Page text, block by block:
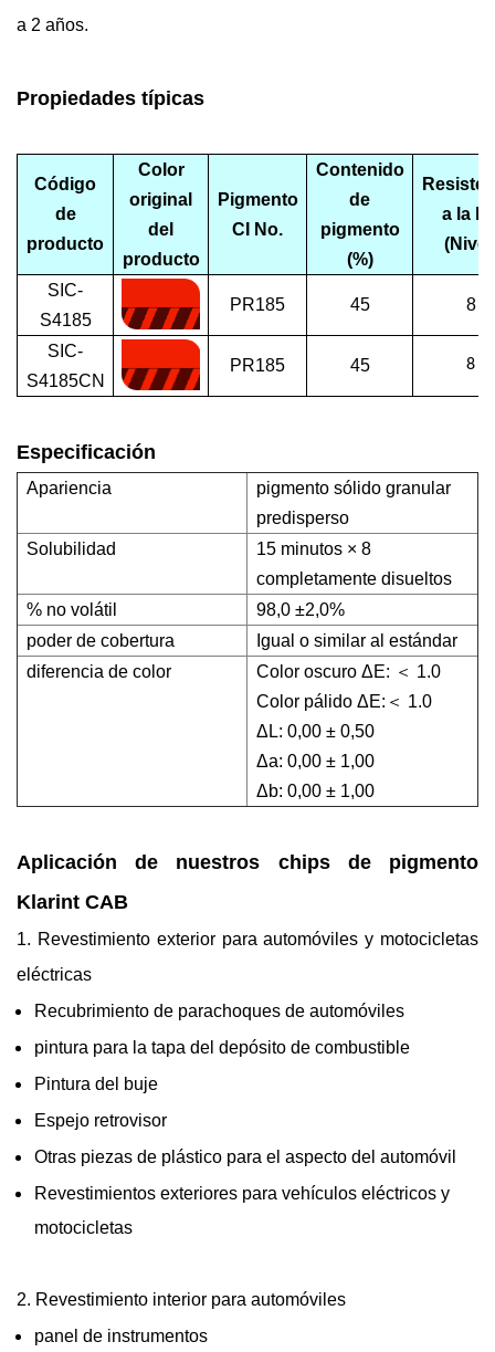
a 2 años.
Propiedades típicas
Código
de
producto
Color
original
del
producto
Pigmento
CI No.
Contenido
de
pigmento
(%)
a la
SIC-
S4185
PR185 45 8
SIC-
S4185CN
PR185 45 8
Especificación
Apariencia
pigmento sólido granular
predisperso
Solubilidad
15 minutos × 8
completamente disueltos
% no volátil
98,0 ±2,0%
poder de cobertura
Igual o similar al estándar
diferencia de color
Color oscuro ΔE: ＜ 1.0
Color pálido ΔE:＜ 1.0
ΔL: 0,00 ± 0,50
Δa: 0,00 ± 1,00
Δb: 0,00 ± 1,00
Aplicación de nuestros chips de pigmento
Klarint CAB
1. Revestimiento exterior para automóviles y motocicletas
eléctricas
Recubrimiento de parachoques de automóviles
pintura para la tapa del depósito de combustible
Pintura del buje
Espejo retrovisor
Otras piezas de plástico para el aspecto del automóvil
Revestimientos exteriores para vehículos eléctricos y
motocicletas
2. Revestimiento interior para automóviles
panel de instrumentos